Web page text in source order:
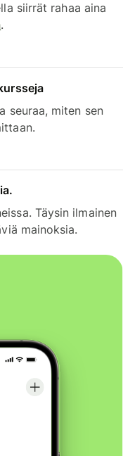
siirrät rahaa aina
.
seuraa, miten sen
Täysin ilmainen
mainoksia.